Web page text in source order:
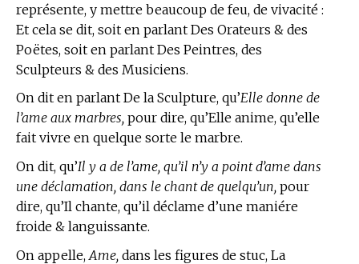
représente, y mettre beaucoup de feu, de vivacité :
Et cela se dit, soit en parlant Des Orateurs & des
Poëtes, soit en parlant Des Peintres, des
Sculpteurs & des Musiciens.
On dit en parlant De la Sculpture, qu’Elle donne de
l’ame aux marbres, pour dire, qu’Elle anime, qu’elle
fait vivre en quelque sorte le marbre.
On dit, qu’Il y a de l’ame, qu’il n’y a point d’ame dans
une déclamation, dans le chant de quelqu’un, pour
dire, qu’Il chante, qu’il déclame d’une maniére
froide & languissante.
On appelle, Ame, dans les figures de stuc, La